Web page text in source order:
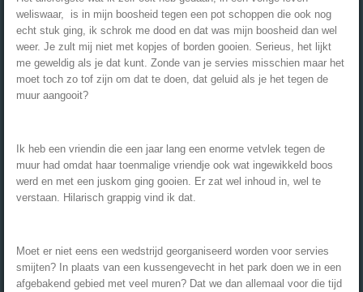
weliswaar, is in mijn boosheid tegen een pot schoppen die ook nog
echt stuk ging, ik schrok me dood en dat was mijn boosheid dan wel
weer. Je zult mij niet met kopjes of borden gooien. Serieus, het lijkt
me geweldig als je dat kunt. Zonde van je servies misschien maar het
moet toch zo tof zijn om dat te doen, dat geluid als je het tegen de
muur aangooit?
Ik heb een vriendin die een jaar lang een enorme vetvlek tegen de
muur had omdat haar toenmalige vriendje ook wat ingewikkeld boos
werd en met een juskom ging gooien. Er zat wel inhoud in, wel te
verstaan. Hilarisch grappig vind ik dat.
Moet er niet eens een wedstrijd georganiseerd worden voor servies
smijten? In plaats van een kussengevecht in het park doen we in een
afgebakend gebied met veel muren? Dat we dan allemaal voor die tijd